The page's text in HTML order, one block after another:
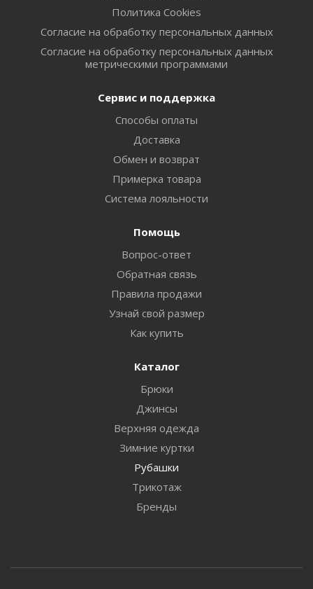
Политика Cookies
Согласие на обработку персональных данных
Согласие на обработку персональных данных
метрическими программами
Сервис и поддержка
Способы оплаты
Доставка
Обмен и возврат
Примерка товара
Система лояльности
Помощь
Вопрос-ответ
Обратная связь
Правила продажи
Узнай свой размер
Как купить
Каталог
Брюки
Джинсы
Верхняя одежда
Зимние куртки
Рубашки
Трикотаж
Бренды